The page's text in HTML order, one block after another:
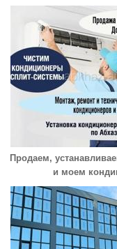
Продаем,
и моем